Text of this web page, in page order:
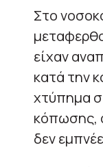
Στο
είχαν
κατά την
χτύπημα
κόπωσης,
δεν